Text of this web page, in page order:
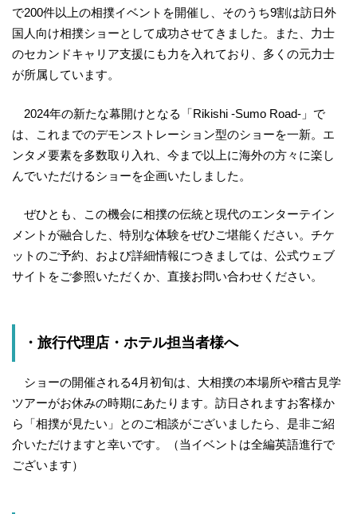
で200件以上の相撲イベントを開催し、そのうち9割は訪日外
国人向け相撲ショーとして成功させてきました。また、力士
のセカンドキャリア支援にも力を入れており、多くの元力士
が所属しています。
2024年の新たな幕開けとなる「Rikishi -Sumo Road-」で
は、これまでのデモンストレーション型のショーを一新。エ
ンタメ要素を多数取り入れ、今まで以上に海外の方々に楽し
んでいただけるショーを企画いたしました。
ぜひとも、この機会に相撲の伝統と現代のエンターテイン
メントが融合した、特別な体験をぜひご堪能ください。チケ
ットのご予約、および詳細情報につきましては、公式ウェブ
サイトをご参照いただくか、直接お問い合わせください。
・旅行代理店・ホテル担当者様へ
ショーの開催される4月初旬は、大相撲の本場所や稽古見学
ツアーがお休みの時期にあたります。訪日されますお客様か
ら「相撲が見たい」とのご相談がございましたら、是非ご紹
介いただけますと幸いです。（当イベントは全編英語進行で
ございます）